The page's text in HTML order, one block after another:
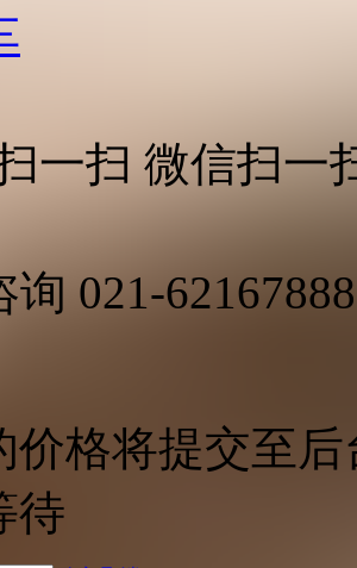
微信扫一
询 021-62167888
价格将提交至
待